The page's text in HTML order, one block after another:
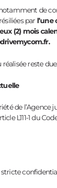
de
par l’une
(2) mois
reste due.
de l’Agence
L111-1 du
stricte